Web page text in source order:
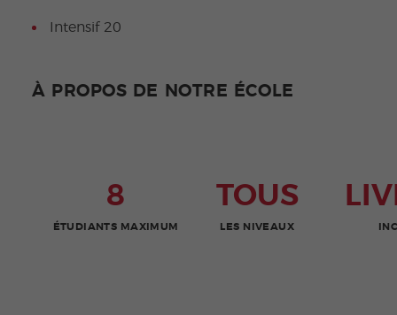
Intensif 20
À PROPOS DE NOTRE ÉCOLE
8
ÉTUDIANTS MAXIMUM
TOUS
LES NIVEAUX